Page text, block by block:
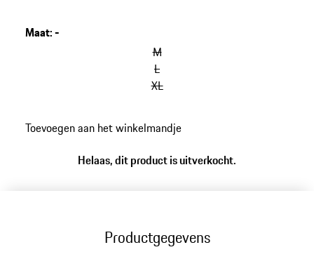
Maat:-
M
L
XL
Toevoegen aan het winkelmandje
Helaas, dit product is uitverkocht.
Productgegevens